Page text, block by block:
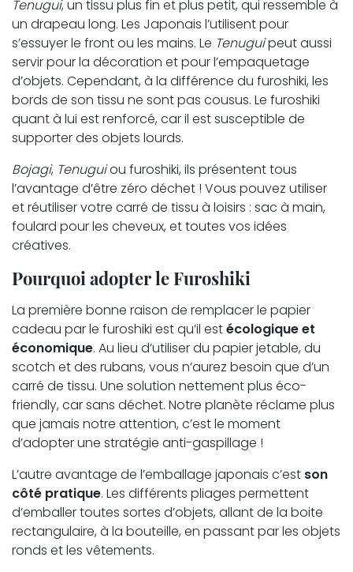
Tenugui, un tissu plus fin et plus petit, qui ressemble à
un drapeau long. Les Japonais l’utilisent pour
s’essuyer le front ou les mains. Le Tenuguipeut aussi
servir pour la décoration et pour l’empaquetage
d’objets. Cependant, à la différence du furoshiki, les
bords de son tissu ne sont pas cousus. Le furoshiki
quant à lui est renforcé, car il est susceptible de
supporter des objets lourds.
Bojagi, Tenuguiou furoshiki, ils présentent tous
l’avantage d’être zéro déchet ! Vous pouvez utiliser
et réutiliser votre carré de tissu à loisirs : sac à main,
foulard pour les cheveux, et toutes vos idées
créatives.
Pourquoi adopter le Furoshiki
La première bonne raison de remplacer le papier
cadeau par le furoshiki est qu’il estécologique et
économique. Au lieu d’utiliser du papier jetable, du
scotch et des rubans, vous n’aurez besoin que d’un
carré de tissu. Une solution nettement plus éco-
friendly, car sans déchet. Notre planète réclame plus
que jamais notre attention, c’est le moment
d’adopter une stratégie anti-gaspillage !
L’autre avantage de l’emballage japonais c’est son
côté pratique. Les différents pliages permettent
d’emballer toutes sortes d’objets, allant de la boite
rectangulaire, à la bouteille, en passant par les objets
ronds et les vêtements.